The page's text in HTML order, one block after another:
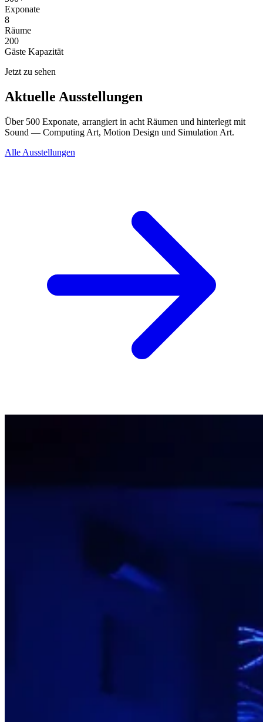
Exponate
8
Räume
200
Gäste Kapazität
Jetzt zu sehen
Aktuelle Ausstellungen
Über 500 Exponate, arrangiert in acht Räumen und hinterlegt mit
Sound — Computing Art, Motion Design und Simulation Art.
Alle Ausstellungen